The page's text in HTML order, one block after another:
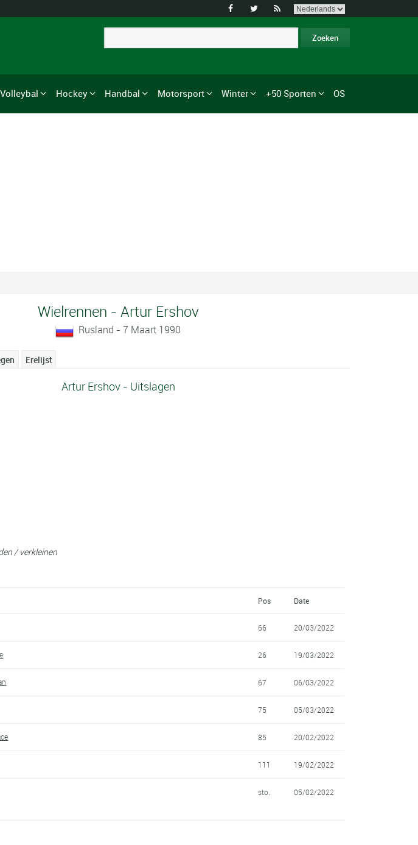
  
Volleybal Hockey Handbal Motorsport Winter +50 Sporten OS
Wielrennen - Artur Ershov
Rusland - 7 Maart 1990
Erelijst
Artur Ershov - Uitslagen
/ verkleinen
Pos Date
66 20/03/2022
26 19/03/2022
67 06/03/2022
75 05/03/2022
85 20/02/2022
111 19/02/2022
sto. 05/02/2022